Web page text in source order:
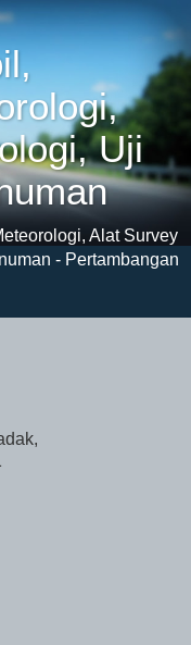
Uji
Alat Survey
- Pertambangan